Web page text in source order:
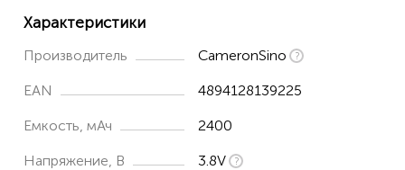
Характеристики
Производитель CameronSino
EAN 4894128139225
Емкость, мАч 2400
Напряжение, В 3.8V